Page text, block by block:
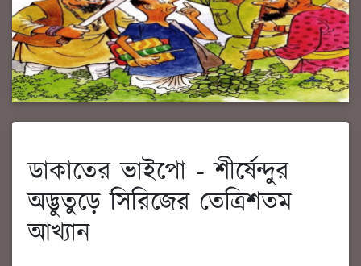
ডাকাতের ভাইপো - শীর্ষেন্দুর
অদ্ভুতুড়ে সিরিজের তেত্রিশতম
আখ্যান